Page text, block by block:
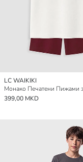
LC WAIKIKI
399,00 MKD